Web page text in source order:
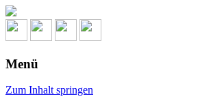
Menü
Zum Inhalt springen